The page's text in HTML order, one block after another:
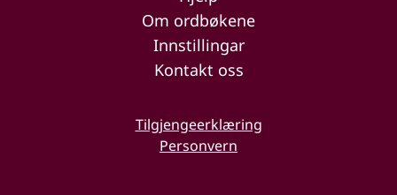
Om ordbøkene
Innstillingar
Kontakt oss
Tilgjengeerklæring
Personvern